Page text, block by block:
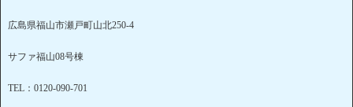
広島県福山市瀬戸町山北250-4
サファ福山08号棟
TEL：0120-090-701